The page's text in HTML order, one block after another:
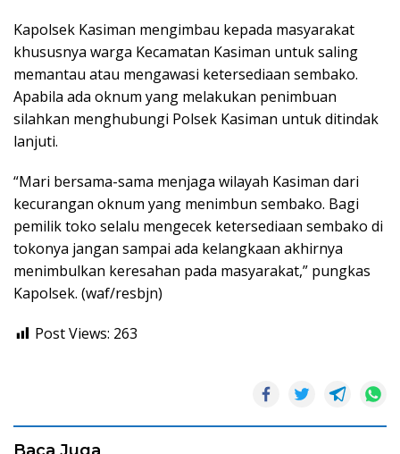
Kapolsek Kasiman mengimbau kepada masyarakat
khususnya warga Kecamatan Kasiman untuk saling
memantau atau mengawasi ketersediaan sembako.
Apabila ada oknum yang melakukan penimbuan
silahkan menghubungi Polsek Kasiman untuk ditindak
lanjuti.
“Mari bersama-sama menjaga wilayah Kasiman dari
kecurangan oknum yang menimbun sembako. Bagi
pemilik toko selalu mengecek ketersediaan sembako di
tokonya jangan sampai ada kelangkaan akhirnya
menimbulkan keresahan pada masyarakat,” pungkas
Kapolsek. (waf/resbjn)
Post Views: 263